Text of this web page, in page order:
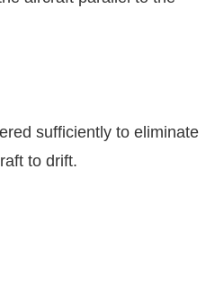
sufficiently to eliminate
to drift.